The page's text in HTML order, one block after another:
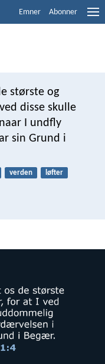
Emner Abonner
største og
disse skulle
I undfly
sin Grund i
verden løfter